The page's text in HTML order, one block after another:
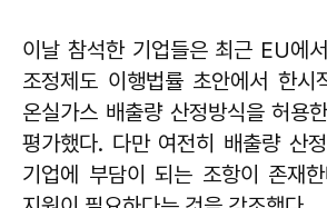
이날 참석한 기업들은 최근 EU에
조정제도 이행법률 초안에서 한시
온실가스 배출량 산정방식을 허용
평가했다. 다만 여전히 배출량 산
기업에 부담이 되는 조항이 존재